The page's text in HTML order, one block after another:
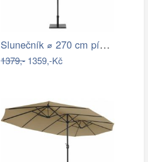
Slunečník ⌀ 270 cm pískově béžový VARESE
1379,-1359,-Kč